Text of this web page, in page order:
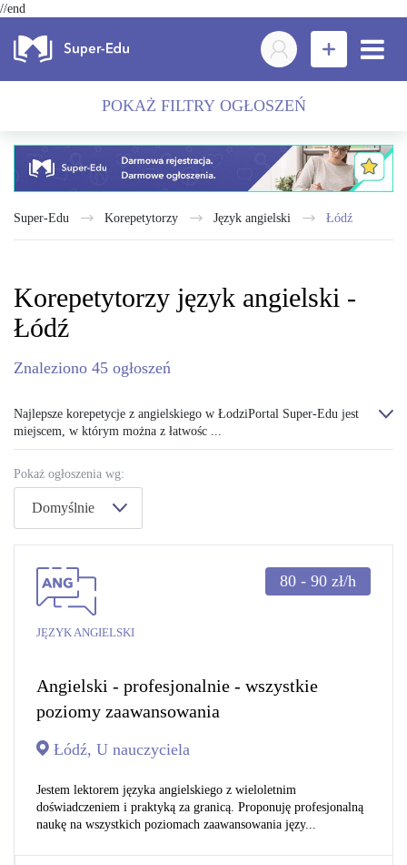
//end
POKAŻ FILTRY OGŁOSZEŃ
Super-Edu Korepetytorzy język angielski Łódź
Korepetytorzy język angielski -
Łódź
Znaleziono 45 ogłoszeń
Najlepsze korepetycje z angielskiego w ŁodziPortal Super-Edu jest
miejscem, w którym można z łatwośc ...
Pokaż ogłoszenia wg:
Domyślnie
JĘZYK ANGIELSKI
80 - 90 zł/h
Angielski - profesjonalnie - wszystkie
poziomy zaawansowania
Łódź, U nauczyciela
Jestem lektorem języka angielskiego z wieloletnim
doświadczeniem i praktyką za granicą. Proponuję profesjonalną
naukę na wszystkich poziomach zaawansowania języ...